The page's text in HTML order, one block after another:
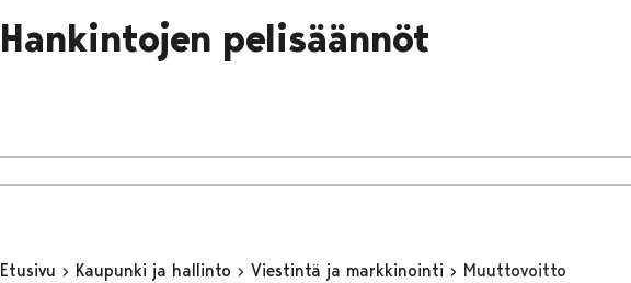
Hankintojen pelisäännöt
Etusivu Kaupunki ja hallinto Viestintä ja markkinointi Muuttovoitto